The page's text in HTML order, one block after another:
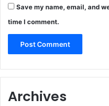
Save my name, email, and
time I comment.
Archives